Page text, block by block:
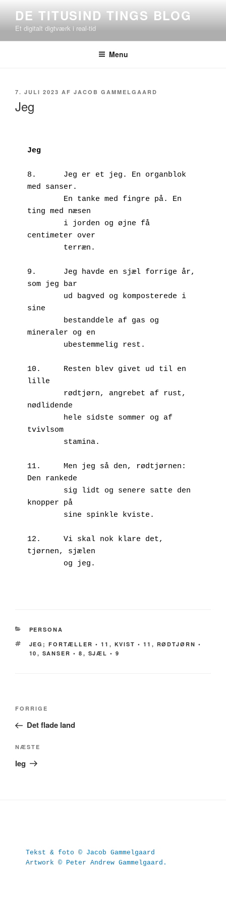
indhold
DE TITUSIND TINGS BLOG
Et digitalt digtværk i real-tid
Menu
UDGIVET
7. JULI 2023 AF JACOB GAMMELGAARD
Jeg
Jeg
8.	Jeg er et jeg. En organblok
med sanser.
ting med næsen
centimeter over
9.	Jeg havde en sjæl forrige år,
som jeg bar
sine
mineraler og en
10.	Resten blev givet ud til en
lille
nødlidende
tvivlsom
11.	Men jeg så den, rødtjørnen:
Den rankede
knopper på
12.	Vi skal nok klare det,
tjørnen, sjælen
KATEGORIER
PERSONA
TAGS
JEG; FORTÆLLER • 11 , KVIST • 11 , RØDTJØRN •
10 , SANSER • 8 , SJÆL • 9
Indlægsnavigation
Forrige
indlæg
FORRIGE
Det flade land
Næste
indlæg
NÆSTE
Ieg
Tekst & foto © Jacob Gammelgaard
Artwork © Peter Andrew Gammelgaard.